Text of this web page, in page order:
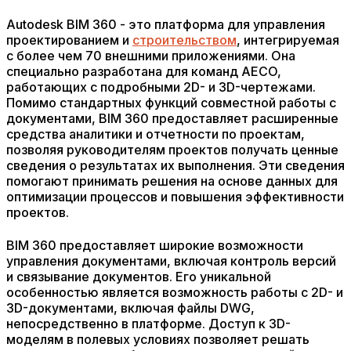
Autodesk BIM 360 - это платформа для управления
проектированием и строительством, интегрируемая
с более чем 70 внешними приложениями. Она
специально разработана для команд AECO,
работающих с подробными 2D- и 3D-чертежами.
Помимо стандартных функций совместной работы с
документами, BIM 360 предоставляет расширенные
средства аналитики и отчетности по проектам,
позволяя руководителям проектов получать ценные
сведения о результатах их выполнения. Эти сведения
помогают принимать решения на основе данных для
оптимизации процессов и повышения эффективности
проектов.
BIM 360 предоставляет широкие возможности
управления документами, включая контроль версий
и связывание документов. Его уникальной
особенностью является возможность работы с 2D- и
3D-документами, включая файлы DWG,
непосредственно в платформе. Доступ к 3D-
моделям в полевых условиях позволяет решать